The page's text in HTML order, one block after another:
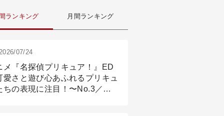
ランキング 月間ランキング
07/24
メ『名探偵プリキュア！』ED
愛さと遊び心あふれるプリキュ
ちの表現に注目！〜No.3／ア